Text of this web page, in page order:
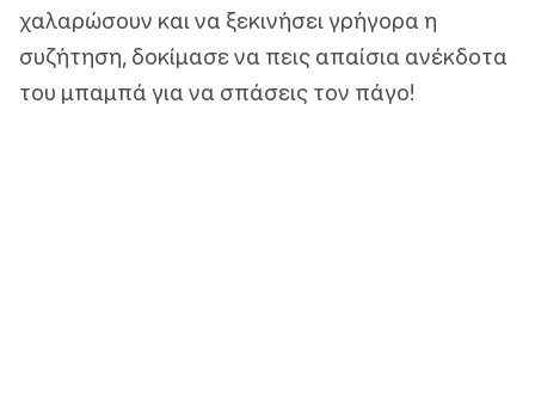
χαλαρώσουν και να ξεκινήσει γρήγορα η
συζήτηση, δοκίμασε να πεις απαίσια ανέκδοτα
του μπαμπά για να σπάσεις τον πάγο!